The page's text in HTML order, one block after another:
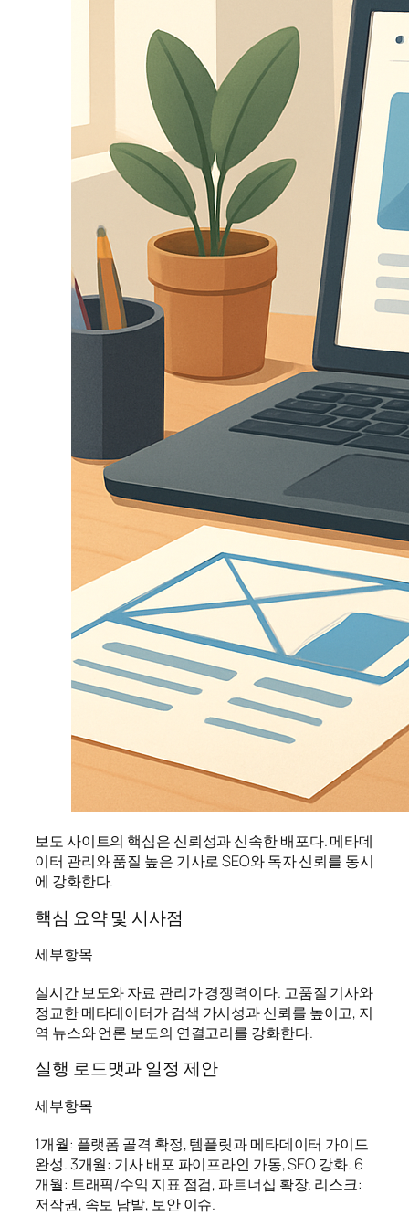
보도 사이트의 핵심은 신뢰성과 신속한 배포다. 메타데
이터 관리와 품질 높은 기사로 SEO와 독자 신뢰를 동시
에 강화한다.
핵심 요약 및 시사점
세부항목
실시간 보도와 자료 관리가 경쟁력이다. 고품질 기사와
정교한 메타데이터가 검색 가시성과 신뢰를 높이고, 지
역 뉴스와 언론 보도의 연결고리를 강화한다.
실행 로드맷과 일정 제안
세부항목
1개월: 플랫폼 골격 확정, 템플릿과 메타데이터 가이드
완성. 3개월: 기사 배포 파이프라인 가동, SEO 강화. 6
개월: 트래픽/수익 지표 점검, 파트너십 확장. 리스크:
저작권, 속보 남발, 보안 이슈.